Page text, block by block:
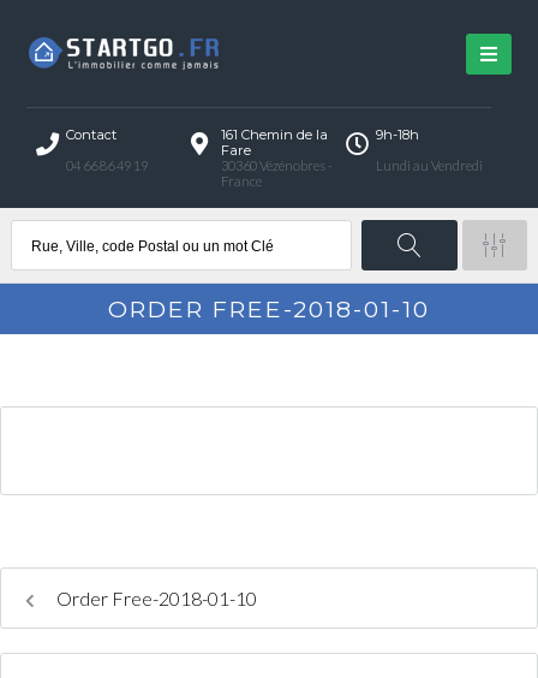
Connexion
Contact
04 66 86 49 19
161 Chemin de la
Fare
30360 Vézénobres -
France
9h-18h
Lundi au Vendredi
ORDER FREE-2018-01-10
Order Free-2018-01-10